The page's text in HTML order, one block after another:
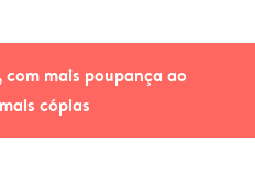
com mais poupança ao
cópias